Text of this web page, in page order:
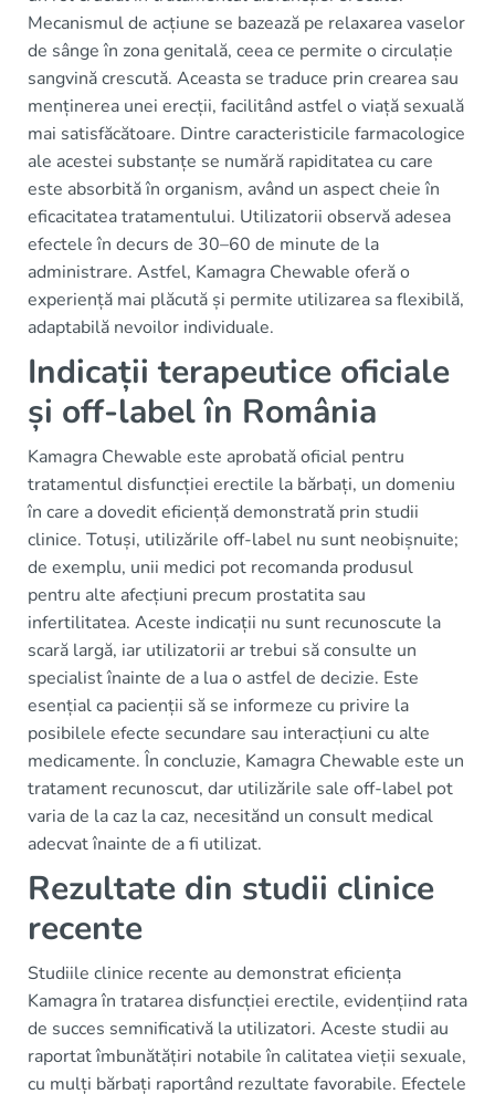
Mecanismul de acțiune se bazează pe relaxarea vaselor
de sânge în zona genitală, ceea ce permite o circulație
sangvină crescută. Aceasta se traduce prin crearea sau
menținerea unei erecții, facilitând astfel o viață sexuală
mai satisfăcătoare. Dintre caracteristicile farmacologice
ale acestei substanțe se numără rapiditatea cu care
este absorbită în organism, având un aspect cheie în
eficacitatea tratamentului. Utilizatorii observă adesea
efectele în decurs de 30–60 de minute de la
administrare. Astfel, Kamagra Chewable oferă o
experiență mai plăcută și permite utilizarea sa flexibilă,
adaptabilă nevoilor individuale.
Indicații terapeutice oficiale
și off-label în România
Kamagra Chewable este aprobată oficial pentru
tratamentul disfuncției erectile la bărbați, un domeniu
în care a dovedit eficiență demonstrată prin studii
clinice. Totuși, utilizările off-label nu sunt neobișnuite;
de exemplu, unii medici pot recomanda produsul
pentru alte afecțiuni precum prostatita sau
infertilitatea. Aceste indicații nu sunt recunoscute la
scară largă, iar utilizatorii ar trebui să consulte un
specialist înainte de a lua o astfel de decizie. Este
esențial ca pacienții să se informeze cu privire la
posibilele efecte secundare sau interacțiuni cu alte
medicamente. În concluzie, Kamagra Chewable este un
tratament recunoscut, dar utilizările sale off-label pot
varia de la caz la caz, necesitănd un consult medical
adecvat înainte de a fi utilizat.
Rezultate din studii clinice
recente
Studiile clinice recente au demonstrat eficiența
Kamagra în tratarea disfuncției erectile, evidențiind rata
de succes semnificativă la utilizatori. Aceste studii au
raportat îmbunătățiri notabile în calitatea vieții sexuale,
cu mulți bărbați raportând rezultate favorabile. Efectele